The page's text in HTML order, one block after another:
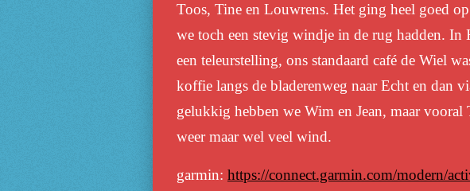
Toos, Tine en Louwrens. Het ging heel goed
we toch een stevig windje in de rug hadden. In
een teleurstelling, ons standaard café de Wiel
koffie langs de bladerenweg naar Echt en dan
gelukkig hebben we Wim en Jean, maar
weer maar wel veel wind.
garmin: https://connect.garmin.com/modern/